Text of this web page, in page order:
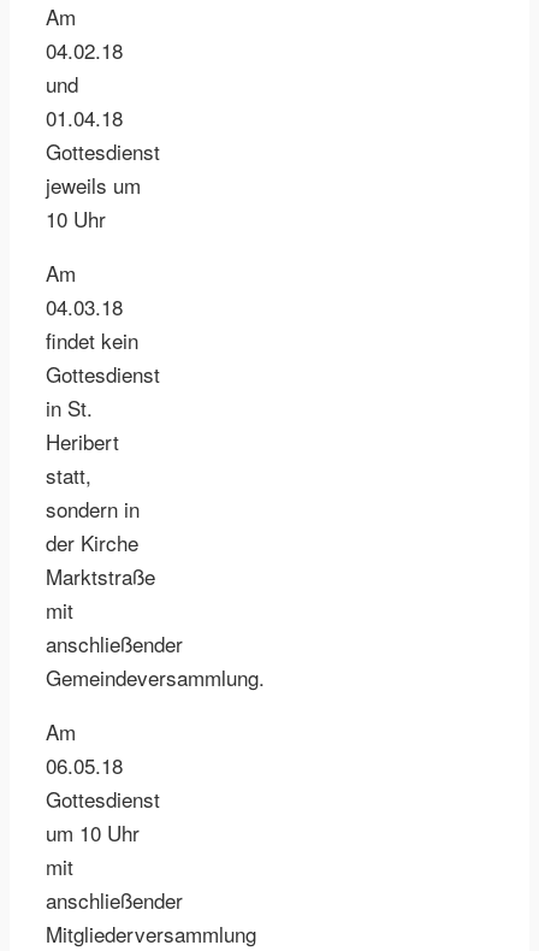
Am
04.02.18
und
01.04.18
Gottesdienst
jeweils um
10 Uhr
Am
04.03.18
findet kein
Gottesdienst
in St.
Heribert
statt,
sondern in
der Kirche
Marktstraße
mit
anschließender
Gemeindeversammlung.
Am
06.05.18
Gottesdienst
um 10 Uhr
mit
anschließender
Mitgliederversammlung